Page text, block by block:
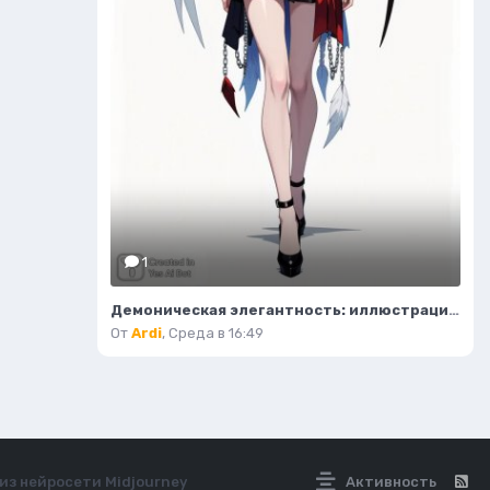
1
Демоническая элегантность: иллюстрация высокой моды в стиле фэнтези. Нейросеть Flux.1
От Ardi, Среда в 16:49
Активность
нейросети Midjourney